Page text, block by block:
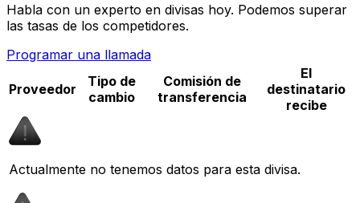
Habla con un experto en divisas hoy. Podemos superar
las tasas de los competidores.
Programar una llamada
Proveedor
Tipo de
cambio
Comisión de
transferencia
El
destinatario
recibe
Actualmente no tenemos datos para esta divisa.